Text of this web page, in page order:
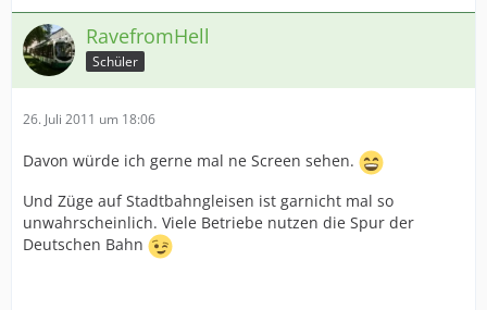
RavefromHell
Schüler
26. Juli 2011 um 18:06
Davon würde ich gerne mal ne Screen sehen.
Und Züge auf Stadtbahngleisen ist garnicht mal so
unwahrscheinlich. Viele Betriebe nutzen die Spur der
Deutschen Bahn